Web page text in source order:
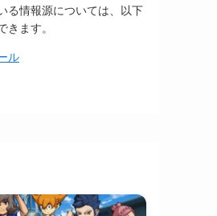
る情報源については、以下
きます。
ル